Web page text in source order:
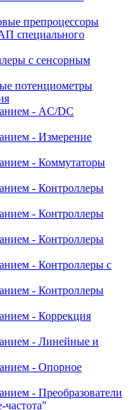
препроцессоры
специального
с сенсорным
потенциометры
- AC/DC
- Измерение
- Коммутаторы
- Контроллеры
- Контроллеры
- Контроллеры
- Контроллеры с
- Контроллеры
- Коррекция
- Линейные и
- Опорное
- Преобразователи